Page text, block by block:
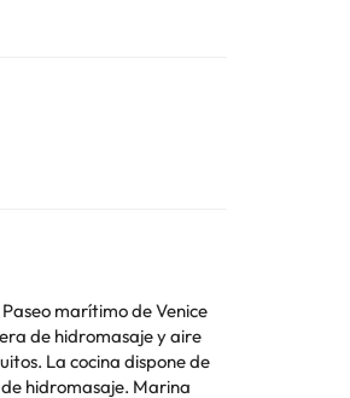
marítimo de Venice
de hidromasaje y aire